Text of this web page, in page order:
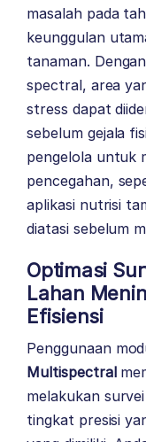
masalah pada
keunggulan
tanaman.
spectral, area
stress dapat
sebelum gejala
pengelola untuk
pencegahan,
aplikasi nutrisi
diatasi sebelum
Optimasi
Lahan
Efisiensi
Penggunaan
Multispectral
melakukan
tingkat presisi